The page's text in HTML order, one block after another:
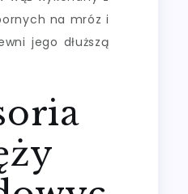
na mróz i
jego dłuższą